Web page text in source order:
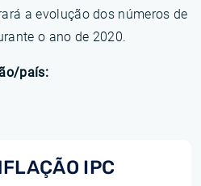
a evolução dos números de
o ano de 2020.
país:
IPC